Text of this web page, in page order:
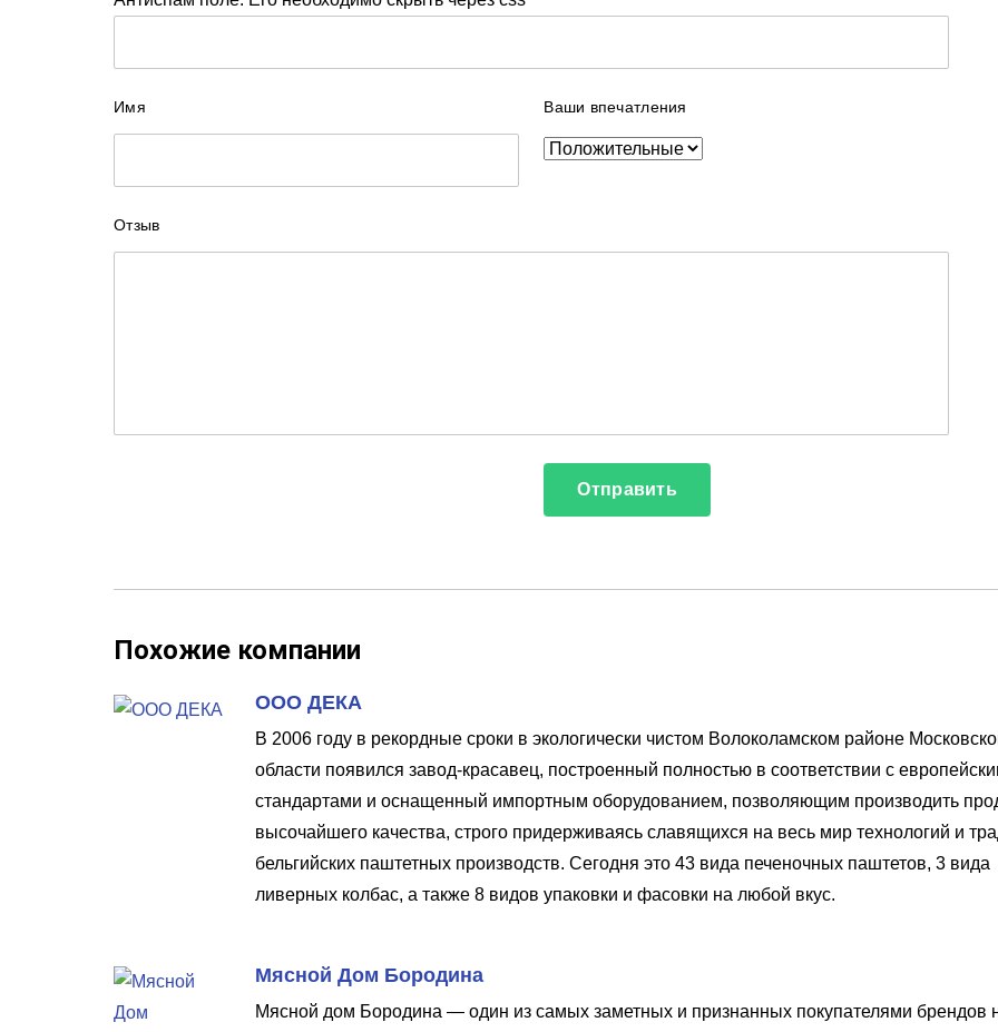
Имя Ваши впечатления
Отзыв
Похожие компании
ООО ДЕКА
В 2006 году в рекордные сроки в экологически чистом Волоколамском районе
области появился завод-красавец, построенный полностью в соответствии с
стандартами и оснащенный импортным оборудованием, позволяющим производить
высочайшего качества, строго придерживаясь славящихся на весь мир технологий и
бельгийских паштетных производств. Сегодня это 43 вида печеночных паштетов, 3 вида
ливерных колбас, а также 8 видов упаковки и фасовки на любой вкус.
Мясной Дом Бородина
Мясной дом Бородина — один из самых заметных и признанных покупателями брендов